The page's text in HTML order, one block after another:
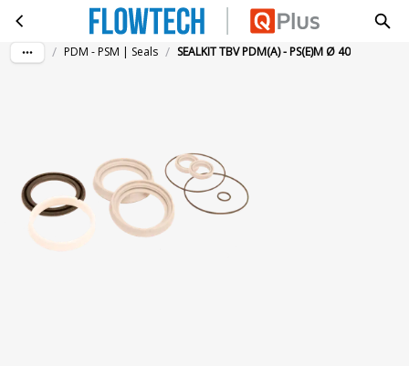
Ga naar hoofdinhoudSEALKIT TBV PDM(A) - PS(E)M Ø 40
/ PDM - PSM | Seals / SEALKIT TBV PDM(A) - PS(E)M Ø 40